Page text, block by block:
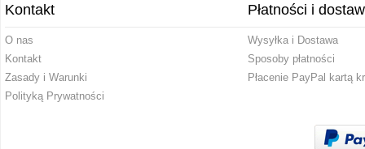
Kontakt
O nas
Kontakt
Zasady i Warunki
Polityką Prywatności
Płatności i
Wysyłka i Dostawa
Sposoby płatności
Płacenie PayPal kartą